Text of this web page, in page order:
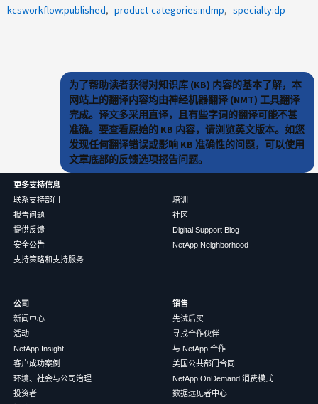
kcsworkflow:published
product-categories:ndmp specialty:dp
为了帮助读者获得对知识库 (KB) 内容的基本了解，本
网站上的翻译内容均由神经机器翻译 (NMT) 工具翻译
完成。译文多采用直译，且有些字词的翻译可能不甚
准确。要查看原始的 KB 内容，请浏览英文版本。如您
发现任何翻译错误或影响 KB 准确性的问题，可以使用
文章底部的反馈选项报告问题。
更多支持信息
联系支持部门
报告问题
提供反馈
安全公告
支持策略和支持服务
培训
社区
Digital Support Blog
NetApp Neighborhood
公司
新闻中心
活动
NetApp Insight
客户成功案例
环境、社会与公司治理
投资者
销售
先试后买
寻找合作伙伴
与 NetApp 合作
美国公共部门合同
NetApp OnDemand 消费模式
数据远见者中心